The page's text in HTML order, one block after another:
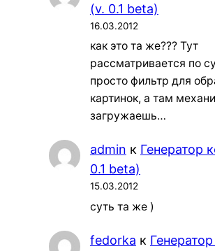
(v. 0.1 beta)
16.03.2012
как это та же??? Тут
рассматривается по
просто фильтр для
картинок, а там
загружаешь…
admin к Генератор
0.1 beta)
15.03.2012
суть та же )
fedorka к